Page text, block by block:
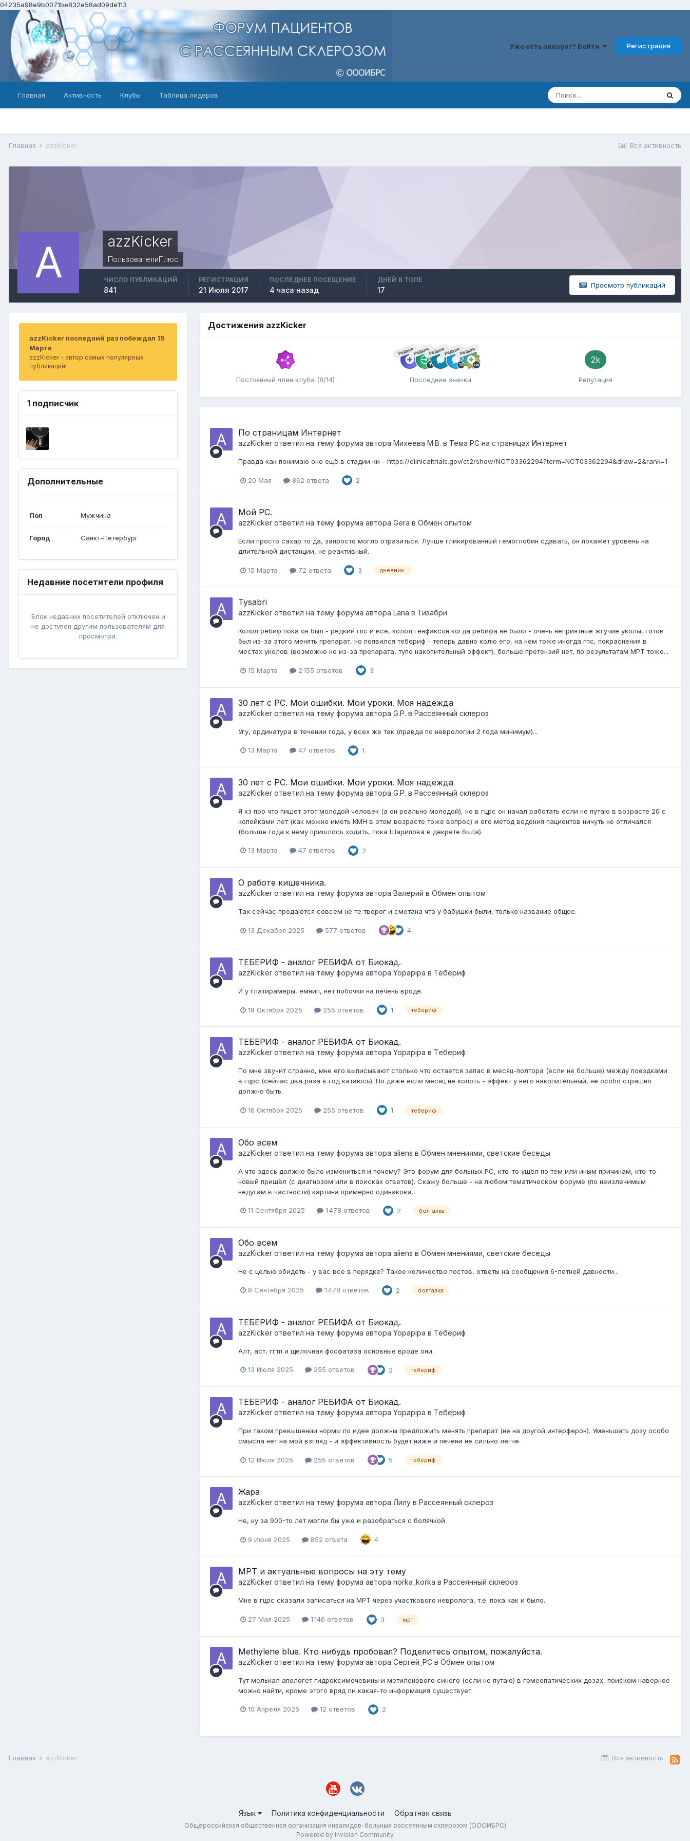
04235a98e9b0071be832e58ad09de113
Уже есть аккаунт? Войти Регистрация
Главная Активность Клубы Таблица лидеров
Вся активность
Главная azzKicker
azzKicker
ПользователиПлюс
Просмотр публикаций
ЧИСЛО ПУБЛИКАЦИЙ
841
РЕГИСТРАЦИЯ
21 Июля 2017
ПОСЛЕДНЕЕ ПОСЕЩЕНИЕ
4 часа назад
ДНЕЙ В ТОПЕ
17
azzKicker последний раз побеждал 15
Марта
azzKicker - автор самых популярных
публикаций!
1 подписчик
Дополнительные
Пол Мужчина
Город Санкт-Петербург
Недавние посетители профиля
Блок недавних посетителей отключен и
не доступен другим пользователям для
просмотра.
Достижения azzKicker
Постоянный член клуба (8/14)
РедкаяРедкаяРедкаяРедкаяРедкая
Последние значки
2k
Репутация
По страницам Интернет
azzKicker ответил на тему форума автора Михеева М.В. в Тема РС на страницах Интернет
Правда как понимаю оно ещё в стадии ки - https://clinicaltrials.gov/ct2/show/NCT03362294?term=NCT03362294&draw=2&rank=1
20 Мая 862 ответа 2
Мой РС.
azzKicker ответил на тему форума автора Gera в Обмен опытом
Если просто сахар то да, запросто могло отразиться. Лучше гликированный гемоглобин сдавать, он покажет уровень на
длительной дистанции, не реактивный.
15 Марта 72 ответа 3 дневник.
Tysabri
azzKicker ответил на тему форума автора Lana в Тизабри
Колол ребиф пока он был - редкий гпс и всё, колол генфаксон когда ребифа не было - очень неприятные жгучие уколы, готов
был из-за этого менять препарат, но появился тебериф - теперь давно колю его, на нем тоже иногда гпс, покраснения в
местах уколов (возможно не из-за препарата, тупо накопительный эффект), больше претензий нет, по результатам МРТ тоже...
15 Марта 2 155 ответов 3
30 лет с РС. Мои ошибки. Мои уроки. Моя надежда
azzKicker ответил на тему форума автора G.P. в Рассеянный склероз
Угу, ординатура в течении года, у всех же так (правда по неврологии 2 года минимум)...
13 Марта 47 ответов 1
30 лет с РС. Мои ошибки. Мои уроки. Моя надежда
azzKicker ответил на тему форума автора G.P. в Рассеянный склероз
Я хз про что пишет этот молодой человек (а он реально молодой), но в гцрс он начал работать если не путаю в возрасте 20 с
копейками лет (как можно иметь КМН в этом возрасте тоже вопрос) и его метод ведения пациентов ничуть не отличался
(больше года к нему пришлось ходить, пока Шарипова в декрете была).
13 Марта 47 ответов 2
О работе кишечника.
azzKicker ответил на тему форума автора Валерий в Обмен опытом
Так сейчас продаются совсем не те творог и сметана что у бабушки были, только название общее.
13 Декабря 2025 577 ответов 4
ТЕБЕРИФ - аналог РЕБИФА от Биокад.
azzKicker ответил на тему форума автора Yopapipa в Тебериф
И у глатирамеры, емнип, нет побочки на печень вроде.
18 Октября 2025 255 ответов 1 тебериф
ТЕБЕРИФ - аналог РЕБИФА от Биокад.
azzKicker ответил на тему форума автора Yopapipa в Тебериф
По мне звучит странно, мне его выписывают столько что остается запас в месяц-полтора (если не больше) между поездками
в гцрс (сейчас два раза в год катаюсь). Но даже если месяц не колоть - эффект у него накопительный, не особо страшно
должно быть.
16 Октября 2025 255 ответов 1 тебериф
Обо всем
azzKicker ответил на тему форума автора aliens в Обмен мнениями, светские беседы
А что здесь должно было измениться и почему? Это форум для больных РС, кто-то ушёл по тем или иным причинам, кто-то
новый пришёл (с диагнозом или в поисках ответов). Скажу больше - на любом тематическом форуме (по неизлечимым
недугам в частности) картина примерно одинакова.
11 Сентября 2025 1 478 ответов 2 болталка
Обо всем
azzKicker ответил на тему форума автора aliens в Обмен мнениями, светские беседы
Не с целью обидеть - у вас все в порядке? Такое количество постов, ответы на сообщения 6-летней давности...
8 Сентября 2025 1 478 ответов 2 болталка
ТЕБЕРИФ - аналог РЕБИФА от Биокад.
azzKicker ответил на тему форума автора Yopapipa в Тебериф
Алт, аст, ггтп и щелочная фосфатаза основные вроде они.
13 Июля 2025 255 ответов 2 тебериф
ТЕБЕРИФ - аналог РЕБИФА от Биокад.
azzKicker ответил на тему форума автора Yopapipa в Тебериф
При таком превышении нормы по идее должны предложить менять препарат (не на другой интерферон). Уменьшать дозу особо
смысла нет на мой взгляд - и эффективность будет ниже и печени не сильно легче.
12 Июля 2025 255 ответов 5 тебериф
Жара
azzKicker ответил на тему форума автора Лилу в Рассеянный склероз
Не, ну за 900-то лет могли бы уже и разобраться с болячкой
9 Июня 2025 852 ответа 4
МРТ и актуальные вопросы на эту тему
azzKicker ответил на тему форума автора norka_korka в Рассеянный склероз
Мне в гцрс сказали записаться на МРТ через участкового невролога, т.е. пока как и было.
27 Мая 2025 1 146 ответов 3 мрт
Methylene blue. Кто нибудь пробовал? Поделитесь опытом, пожалуйста.
azzKicker ответил на тему форума автора Сергей_РС в Обмен опытом
Тут мелькал апологет гидроксимочевины и метиленового синего (если не путаю) в гомеопатических дозах, поиском наверное
можно найти, кроме этого вряд ли какая-то информация существует.
10 Апреля 2025 12 ответов 2
Вся активность
Главная azzKicker
Язык Политика конфиденциальности Обратная связь
Общероссийская общественная организация инвалидов-больных рассеянным склерозом (ОООИБРС)
Powered by Invision Community